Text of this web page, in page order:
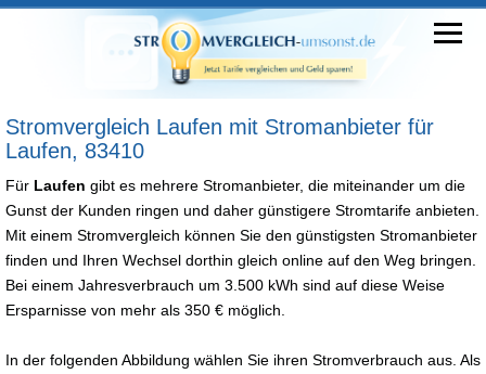
Stromvergleich Laufen mit Stromanbieter für
Laufen, 83410
Für Laufen gibt es mehrere Stromanbieter, die miteinander um die
Gunst der Kunden ringen und daher günstigere Stromtarife anbieten.
Mit einem Stromvergleich können Sie den günstigsten Stromanbieter
finden und Ihren Wechsel dorthin gleich online auf den Weg bringen.
Bei einem Jahresverbrauch um 3.500 kWh sind auf diese Weise
Ersparnisse von mehr als 350 € möglich.
In der folgenden Abbildung wählen Sie ihren Stromverbrauch aus. Als